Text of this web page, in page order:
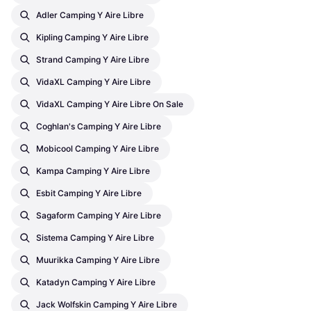
Adler Camping Y Aire Libre
Kipling Camping Y Aire Libre
Strand Camping Y Aire Libre
VidaXL Camping Y Aire Libre
VidaXL Camping Y Aire Libre On Sale
Coghlan's Camping Y Aire Libre
Mobicool Camping Y Aire Libre
Kampa Camping Y Aire Libre
Esbit Camping Y Aire Libre
Sagaform Camping Y Aire Libre
Sistema Camping Y Aire Libre
Muurikka Camping Y Aire Libre
Katadyn Camping Y Aire Libre
Jack Wolfskin Camping Y Aire Libre